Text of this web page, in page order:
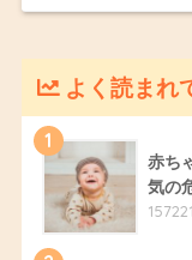
よく読まれ
1
赤ち
気の